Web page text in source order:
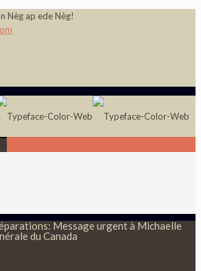
Nèg ap ede Nèg!
Message urgent à Michaelle
du Canada